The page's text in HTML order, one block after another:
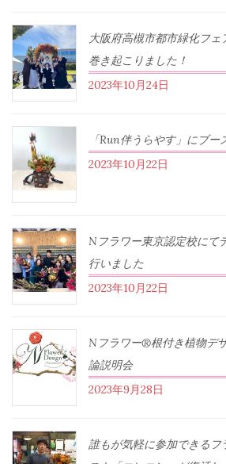
大阪府高槻市都市緑化フ
巻き起こりました！
2023年10月24日
「Run伴うらやす」にブ
2023年10月22日
Nフラワー東京認定校にて
行いました
2023年10月22日
Nフラワー®根付き植物デ
論説明会
2023年9月28日
誰もが気軽に参加できる